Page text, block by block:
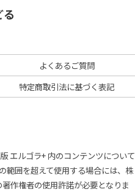
る
よくあるご質問
特定商取引法に基づく表記
エルゴラ+ 内のコンテンツについて
範囲を超えて使用する場合には、株
作権者の使用許諾が必要となりま